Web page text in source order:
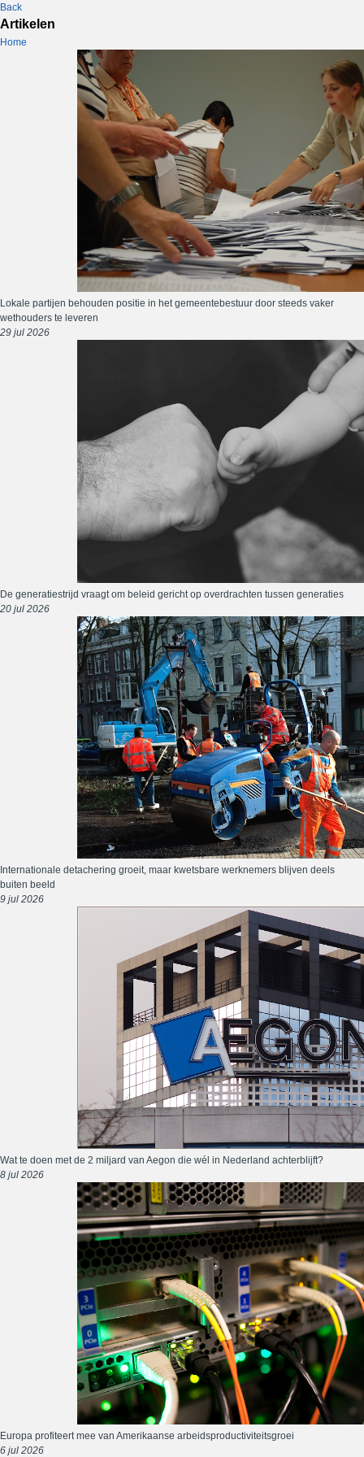
Back
Artikelen
Home
Lokale partijen behouden positie in het gemeentebestuur door steeds vaker
wethouders te leveren
29 jul 2026
De generatiestrijd vraagt om beleid gericht op overdrachten tussen generaties
20 jul 2026
Internationale detachering groeit, maar kwetsbare werknemers blijven deels
buiten beeld
9 jul 2026
Wat te doen met de 2 miljard van Aegon die wél in Nederland achterblijft?
8 jul 2026
Europa profiteert mee van Amerikaanse arbeidsproductiviteitsgroei
6 jul 2026